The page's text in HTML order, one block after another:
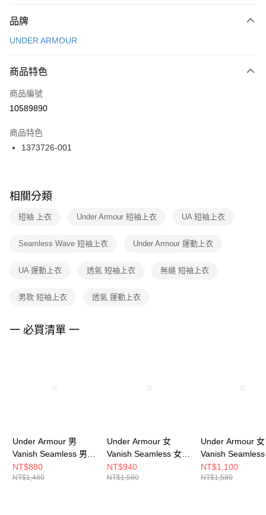
台灣樂天信用卡公司
【關於「AFTEE先享後付」】
便利好安心！
３．安心：先確認商品／服務後，再付款。
【「AFTEE先享後付」結帳流程】
１．於結帳方式選擇「AFTEE先享後付」後，將跳轉至「AFTEE先享後付」
２．訂單成立數日內，您將收到繳費通知簡訊。
３．收到繳費通知簡訊後14天內，點擊此簡訊中的連結，可透過四大超商／
ATM／網路銀行／等多元方式進行付款，方視為交易完成。
※ 交易是否成功請以「AFTEE先享後付 」之結帳頁面顯示為準，若有關於
是否繳費成功／繳費後需取消欲退款等相關疑問，請聯繫「AFTEE先享後付
客戶支援中心」
https://netprotections.freshdesk.com/support/home
１．透過由恩沛科技股份有限公司提供之「AFTEE先享後付」服務完成之交
權轉讓予恩沛科技股份有限公司。
３．未成年的使用者請事先徵得法定代理人或監護人之同意方可使用
４．使用「AFTEE先享後付」時，將依據個別帳號之用戶狀況，依本公司即
運送方式
每筆NT$100，滿NT$1,500(含以上)免運費
宅配
每筆NT$100，滿NT$1,500(含以上)免運費
付款後門市自取
每筆NT$100，滿NT$1,500(含以上)免運費
品牌
UNDER ARMOUR
商品特色
商品編號
10589890
商品特色
1373726-001
相關分類
短袖 上衣 Under Armour 短袖上衣 UA 短袖上衣
Seamless Wave 短袖上衣 Under Armour 運動上衣
UA 運動上衣 透氣 短袖上衣 無縫 短袖上衣
男款 短袖上衣 透氣 運動上衣
一 必買清單 一
Under Armour 男
Vanish Seamless 男
短袖上衣 1382801-
348
NT$880
NT$1,480
Under Armour 女
Vanish Seamless 女
短袖上衣 1384406-
466
NT$940
NT$1,580
Under Armour 女
Vanish
短袖上衣
001
NT$1,100
NT$1,580